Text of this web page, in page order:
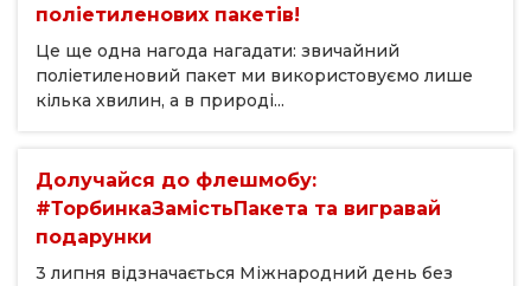
поліетиленових пакетів!
Це ще одна нагода нагадати: звичайний
поліетиленовий пакет ми використовуємо лише
кілька хвилин, а в природі...
Долучайся до флешмобу:
#ТорбинкаЗамістьПакета та вигравай
подарунки
3 липня відзначається Міжнародний день без